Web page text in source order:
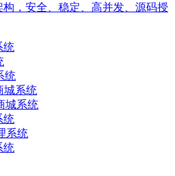
，安全、稳定、高并发、源码授
统
统
城系统
城系统
统
系统
统